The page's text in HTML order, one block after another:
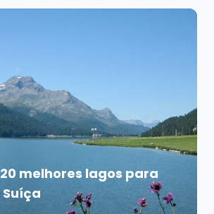
e casas antigas. Mais abaixo,
melhores lagos para